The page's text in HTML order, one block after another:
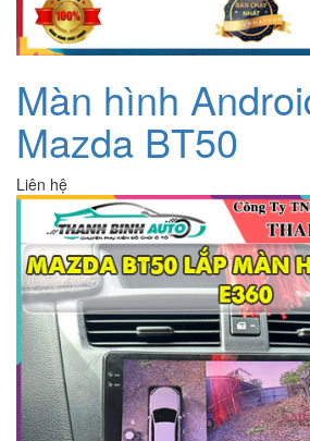
Màn hình
Mazda BT50
Liên hệ